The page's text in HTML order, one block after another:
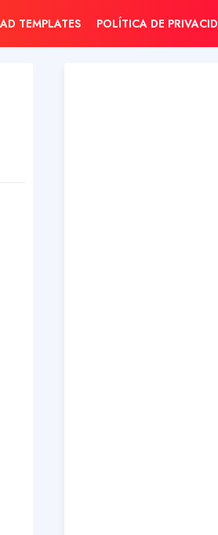
TEMPLATES POLÍTICA DE